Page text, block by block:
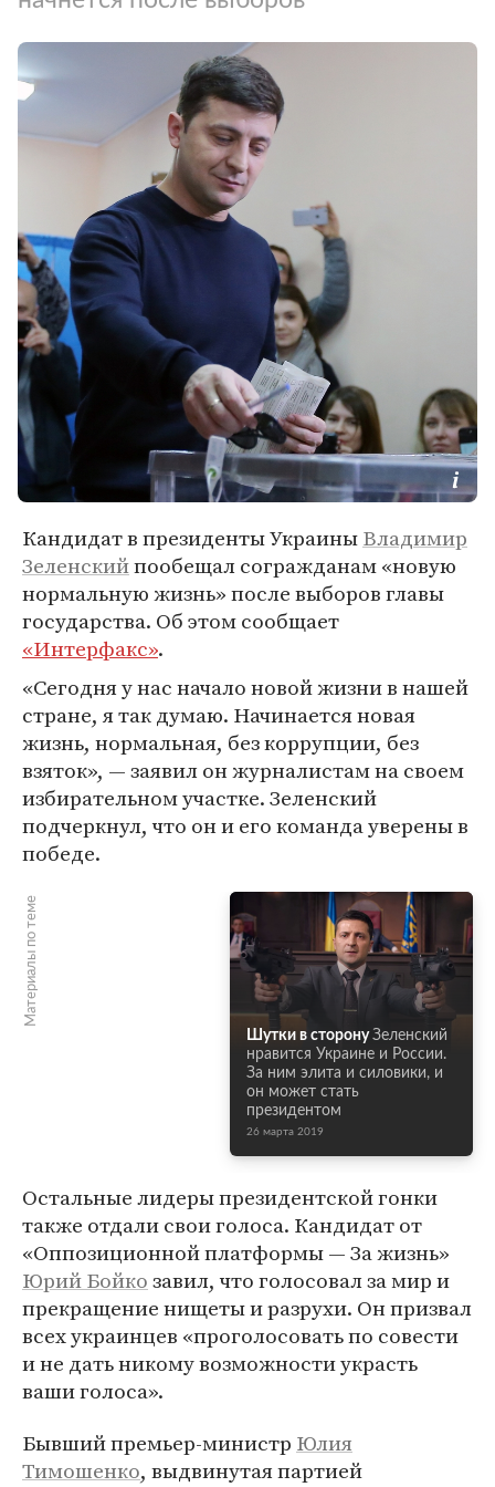
Кандидат в президенты УкраиныВладимир
Зеленскийпообещал согражданам «новую
нормальную жизнь» после выборов главы
государства. Об этом сообщает
«Интерфакс».
«Сегодня у нас начало новой жизни в нашей
стране, я так думаю. Начинается новая
жизнь, нормальная, без коррупции, без
взяток», — заявил он журналистам на своем
избирательном участке. Зеленский
подчеркнул, что он и его команда уверены в
победе.
Материалы по теме
Шутки в сторону Зеленский
нравится Украине и России.
За ним элита и силовики, и
он может стать
президентом
26 марта 2019
Остальные лидеры президентской гонки
также отдали свои голоса. Кандидат от
«Оппозиционной платформы — За жизнь»
Юрий Бойкозавил, что голосовал за мир и
прекращение нищеты и разрухи. Он призвал
всех украинцев «проголосовать по совести
и не дать никому возможности украсть
ваши голоса».
Бывший премьер-министр Юлия
Тимошенко, выдвинутая партией